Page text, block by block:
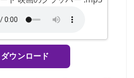
ダウンロード